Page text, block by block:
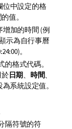
位中設定的格
值。
增加的時間 (例
示為自行事曆
。
的格式代碼。
日期 時間、
系統設定值。
隔符號的符